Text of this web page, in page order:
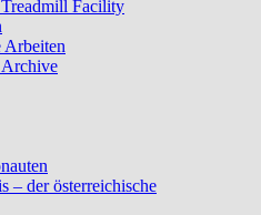
Facility
Arbeiten
Archive
– der österreichische